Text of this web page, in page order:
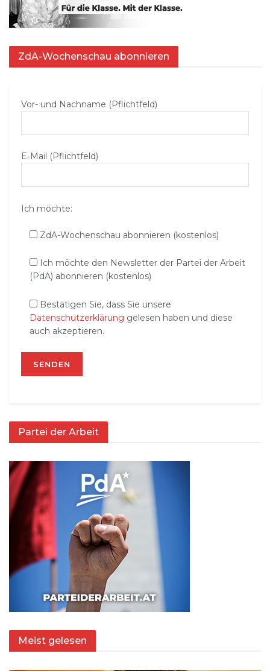
ZdA-Wochenschau abonnieren
Vor- und Nachname (Pflichtfeld)
E‑Mail (Pflichtfeld)
Ich möchte:
ZdA-Wochenschau abonnieren (kostenlos)
Ich möchte den Newsletter der Partei der Arbeit
(PdA) abonnieren (kostenlos)
Bestätigen Sie, dass Sie unsere
Datenschutzerklärung gelesen haben und diese
auch akzeptieren.
Partei der Arbeit
Meist gelesen